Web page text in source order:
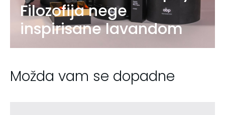
Filozofija nege
inspirisane lavandom
Možda vam se dopadne